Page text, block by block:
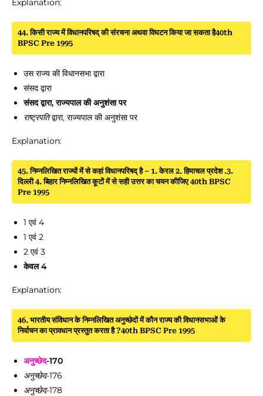
Explanation:
44. किसी राज्य में विधानपरिषद् की संरचना अथवा विघटन किया जा सकता है40th
BPSC Pre 1995
उस राज्य की विधानसभा द्वारा
संसद द्वारा
संसद द्वारा, राज्यपाल की अनुशंसा पर
राष्ट्रपतिद्वारा, राज्यपाल की अनुशंसा पर
Explanation:
45. निम्नलिखित राज्यों में से कहां विधानपरिषद् है – 1. केरल 2. हिमाचल प्रदेश .3.
दिल्ली 4. बिहार निम्नलिखित कूटों में से सही उत्तर का चयन कीजिए 40th BPSC
Pre 1995
1 एवं 4
1 एवं 2
2 एवं 3
केवल 4
Explanation:
46. भारतीय संविधान के निम्नलिखित अनुच्छेदों में कौन राज्य की विधानसभाओं के
निर्वाचन का प्रावधान प्रस्तुत करता है ?40th BPSC Pre 1995
अनुच्छेद-170
अनुच्छेद-176
अनुच्छेद-178